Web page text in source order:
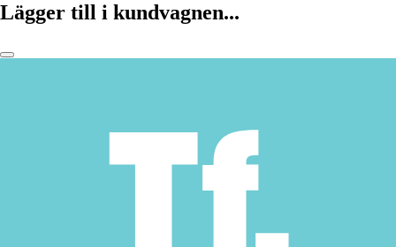
Lägger till i kundvagnen...